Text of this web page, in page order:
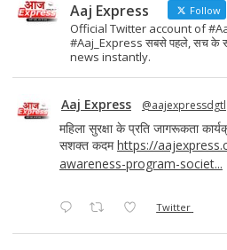
Aaj Express Follow
Official Twitter account of
#Aaj_Express सबसे पहले, सच के
news instantly.
Aaj Express @aajexpressdgtl
महिला सुरक्षा के प्रति जागरूकता
सशक्त कदमhttps://
awareness-program-societ...
Twitter